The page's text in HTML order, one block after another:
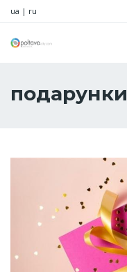
ua | ru
подарунки